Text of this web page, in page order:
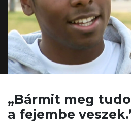
„Bármit meg
a fejembe